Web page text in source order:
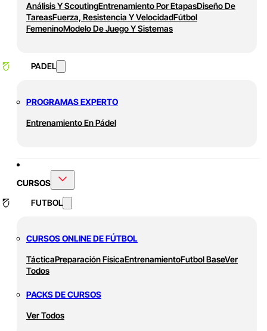
Análisis Y ScoutingEntrenamiento Por EtapasDiseño De
TareasFuerza, Resistencia Y VelocidadFútbol
FemeninoModelo De Juego Y Sistemas
PADEL
PROGRAMAS EXPERTO
Entrenamiento En Pádel
CURSOS
FUTBOL
CURSOS ONLINE DE FÚTBOL
TácticaPreparación FísicaEntrenamientoFutbol BaseVer
Todos
PACKS DE CURSOS
Ver Todos